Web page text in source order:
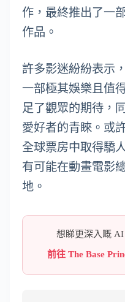
作，最終推出了一
作品。
許多影迷紛紛表示
一部極其娛樂且值
足了觀眾的期待，
愛好者的青睞。或
全球票房中取得驕
有可能在動畫電影
地。
想睇更深入嘅
前往 The Base